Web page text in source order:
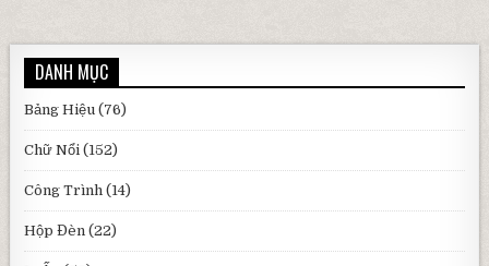
DANH MỤC
Bảng Hiệu (76)
Chữ Nổi (152)
Công Trình (14)
Hộp Đèn (22)